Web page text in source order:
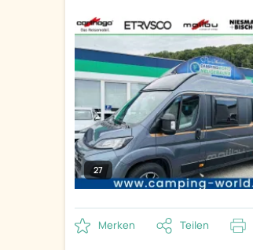
27
Merken Teilen